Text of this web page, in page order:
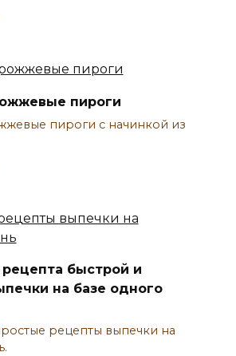
пироги
пироги с начинкой из
быстрой и
на базе одного
рецепты выпечки на